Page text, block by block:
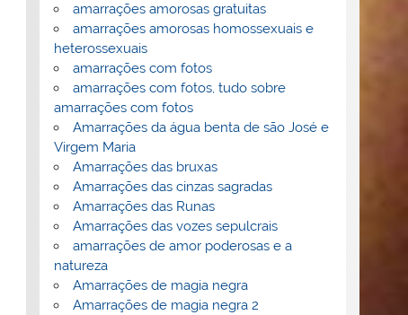
amarrações amorosas gratuitas
amarrações amorosas homossexuais e
heterossexuais
amarrações com fotos
amarrações com fotos, tudo sobre
amarrações com fotos
Amarrações da água benta de são José e
Virgem Maria
Amarrações das bruxas
Amarrações das cinzas sagradas
Amarrações das Runas
Amarrações das vozes sepulcrais
amarrações de amor poderosas e a
natureza
Amarrações de magia negra
Amarrações de magia negra 2